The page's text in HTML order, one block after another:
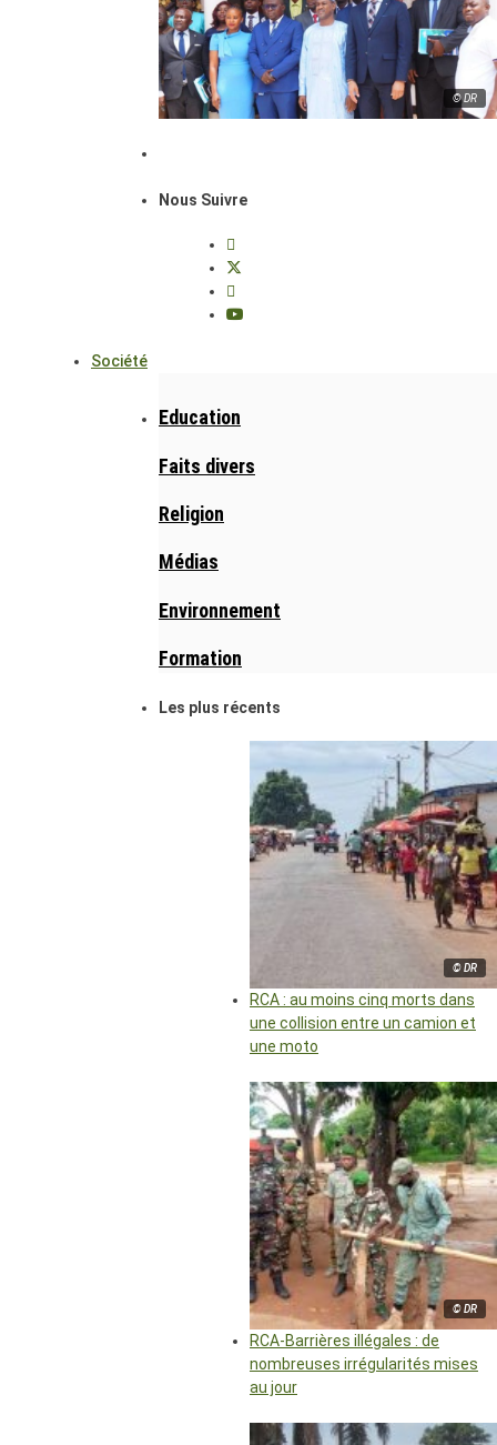
© DR
Nous Suivre
Société
Education
Faits divers
Religion
Médias
Environnement
Formation
Les plus récents
© DR
RCA : au moins cinq morts dans
une collision entre un camion et
une moto
© DR
RCA-Barrières illégales : de
nombreuses irrégularités mises
au jour